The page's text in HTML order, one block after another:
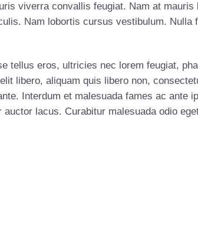
viverra convallis feugiat. Nam at mauris
Nam lobortis cursus vestibulum. Nulla
tellus eros, ultricies nec lorem feugiat,
libero, aliquam quis libero non,
Interdum et malesuada fames ac ante
lacus. Curabitur malesuada odio